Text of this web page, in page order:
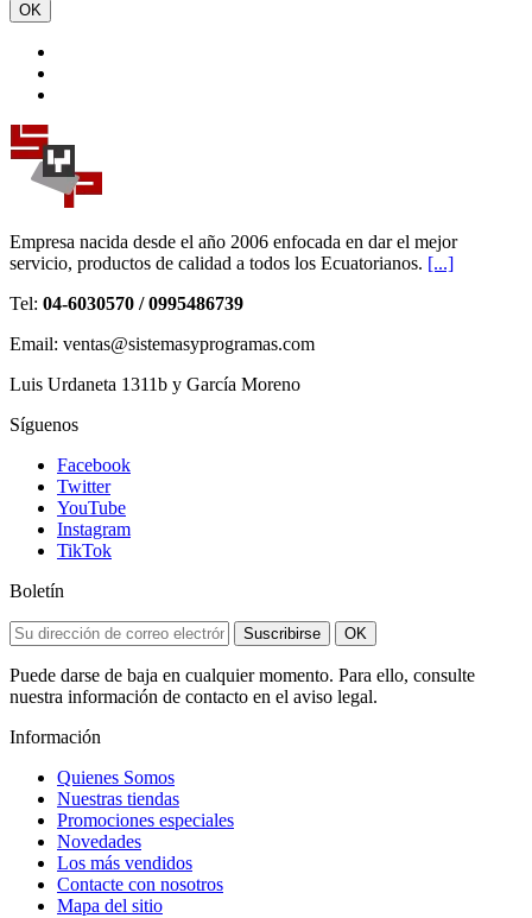
OK
Empresa nacida desde el año 2006 enfocada en dar el mejor
servicio, productos de calidad a todos los Ecuatorianos. [...]
Tel: 04-6030570 / 0995486739
Email: ventas@sistemasyprogramas.com
Luis Urdaneta 1311b y García Moreno
Síguenos
Facebook
Twitter
YouTube
Instagram
TikTok
Boletín
Suscribirse OK
Puede darse de baja en cualquier momento. Para ello, consulte
nuestra información de contacto en el aviso legal.
Información
Quienes Somos
Nuestras tiendas
Promociones especiales
Novedades
Los más vendidos
Contacte con nosotros
Mapa del sitio